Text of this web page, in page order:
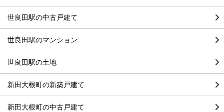
世良田駅の中古戸建て
世良田駅のマンション
世良田駅の土地
新田大根町の新築戸建て
新田大根町の中古戸建て